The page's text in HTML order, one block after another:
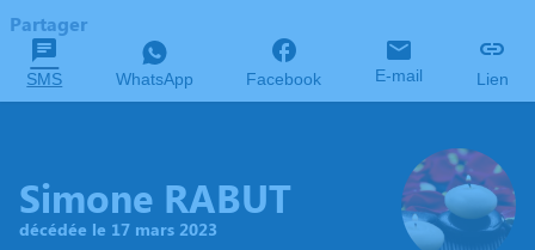
Partager
SMS WhatsApp Facebook E-mail Lien
Simone RABUT
décédée le 17 mars 2023